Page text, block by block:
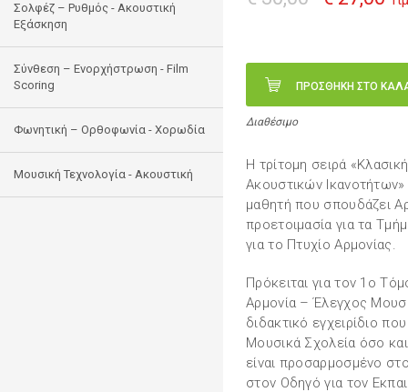
Σολφέζ – Ρυθμός - Ακουστική
Εξάσκηση
Σύνθεση – Ενορχήστρωση - Film
Scoring
Φωνητική – Ορθοφωνία - Χορωδία
Μουσική Τεχνολογία - Ακουστική
ΠΡΟΣΘΗΚΗ ΣΤΟ
Διαθέσιμο
Η τρίτομη σειρά
Ακουστικών Ικανοτήτων»
μαθητή που σπουδάζει
προετοιμασία για τα
για το Πτυχίο Αρμονίας.
Πρόκειται για τον 1ο
Αρμονία – Έλεγχος
διδακτικό εγχειρίδιο
Μουσικά Σχολεία όσο
είναι προσαρμοσμένο
στον Οδηγό για τον